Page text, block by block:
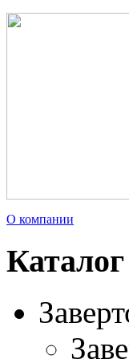
О компании
Каталог